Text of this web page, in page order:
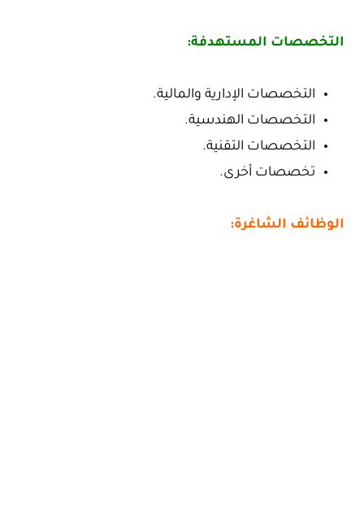
التخصصات المستهدفة:
التخصصات الإدارية والمالية.
التخصصات الهندسية.
التخصصات التقنية.
تخصصات أخرى.
الوظائف الشاغرة: